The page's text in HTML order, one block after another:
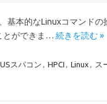
基本的なLinuxコマンド
とができま…続きを読む »
スパコン , HPCI , Linux , ス